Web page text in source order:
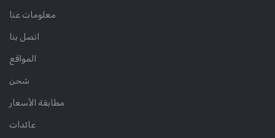
معلومات عنا
اتصل بنا
المواقع
شحن
مطابقة الأسعار
عائدات